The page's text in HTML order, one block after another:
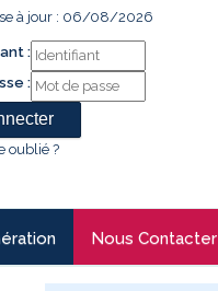
à jour : 06/08/2026
:
:
oublié ?
Nous Contacter